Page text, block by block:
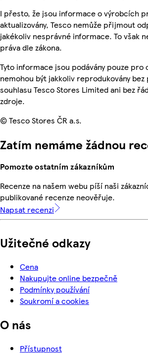
I přesto, že jsou informace o výrobcích
aktualizovány, Tesco nemůže přijmout
jakékoliv nesprávné informace. To však
práva dle zákona.
Tyto informace jsou podávány pouze pro
nemohou být jakkoliv reprodukovány
souhlasu Tesco Stores Limited ani bez
zdroje.
© Tesco Stores ČR a.s.
Zatím nemáme žádnou
Pomozte ostatním zákazníkům
Recenze na našem webu píší naši
publikované recenze neověřuje.
Napsat recenzi
Užitečné odkazy
Cena
Nakupujte online bezpečně
Podmínky používání
Soukromí a cookies
O nás
Přístupnost